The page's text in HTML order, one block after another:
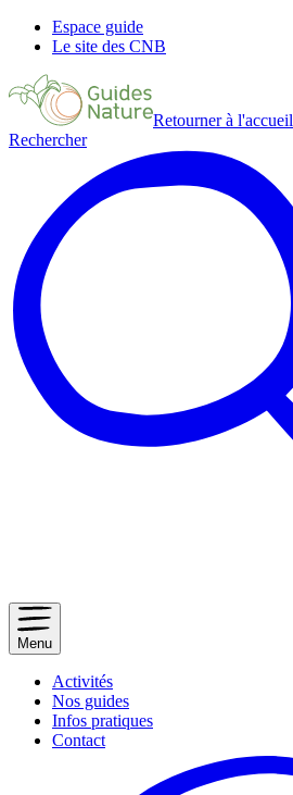
Espace guide
Le site des CNB
Retourner à l'accueil
Rechercher
Menu
Activités
Nos guides
Infos pratiques
Contact